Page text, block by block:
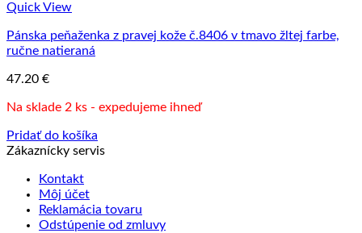
Quick View
Pánska peňaženka z pravej kože č.8406 v tmavo žltej farbe,
ručne natieraná
47.20 €
Na sklade 2 ks - expedujeme ihneď
Pridať do košíka
Zákaznícky servis
Kontakt
Môj účet
Reklamácia tovaru
Odstúpenie od zmluvy